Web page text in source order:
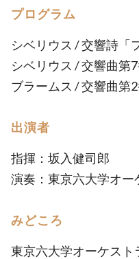
プログラム
シベリウス / 交響詩「
シベリウス / 交響曲第
ブラームス / 交響曲第
出演者
指揮：坂入健司郎
演奏：東京六大学オー
みどころ
東京六大学オーケス